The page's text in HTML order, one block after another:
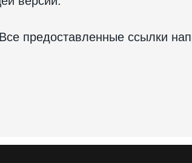
предоставленные ссылки